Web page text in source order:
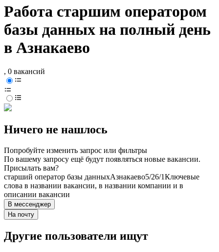
Работа старшим оператором
базы данных на полный день
в Азнакаево
, 0 вакансий
Ничего не нашлось
Попробуйте изменить запрос или фильтры
По вашему запросу ещё будут появляться новые вакансии.
Присылать вам?
старший оператор базы данныхАзнакаево5/26/1Ключевые
слова в названии вакансии, в названии компании и в
описании вакансии
В мессенджер
На почту
Другие пользователи ищут